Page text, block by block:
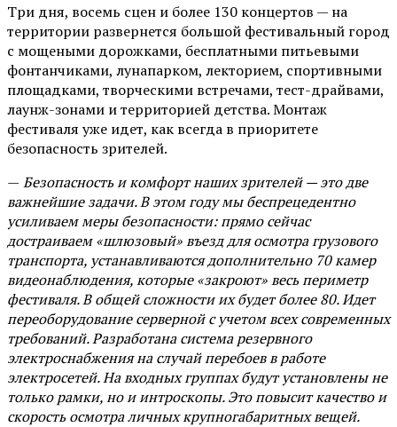
Три дня, восемь сцен и более 130 концертов — на
территории развернется большой фестивальный город
с мощеными дорожками, бесплатными питьевыми
фонтанчиками, лунапарком, лекторием, спортивными
площадками, творческими встречами, тест-драйвами,
лаунж-зонами и территорией детства. Монтаж
фестиваля уже идет, как всегда в приоритете
безопасность зрителей.
— Безопасность и комфорт наших зрителей — это две
важнейшие задачи. В этом году мы беспрецедентно
усиливаем меры безопасности: прямо сейчас
достраиваем «шлюзовый» въезд для осмотра грузового
транспорта, устанавливаются дополнительно 70 камер
видеонаблюдения, которые «закроют» весь периметр
фестиваля. В общей сложности их будет более 80. Идет
переоборудование серверной с учетом всех современных
требований. Разработана система резервного
электроснабжения на случай перебоев в работе
электросетей. На входных группах будут установлены не
только рамки, но и интроскопы. Это повысит качество и
скорость осмотра личных крупногабаритных вещей.